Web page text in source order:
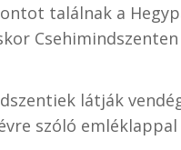
találnak a
látják
szóló